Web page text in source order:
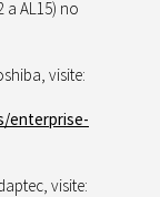
a AL15) no
visite:
enterprise-
visite: